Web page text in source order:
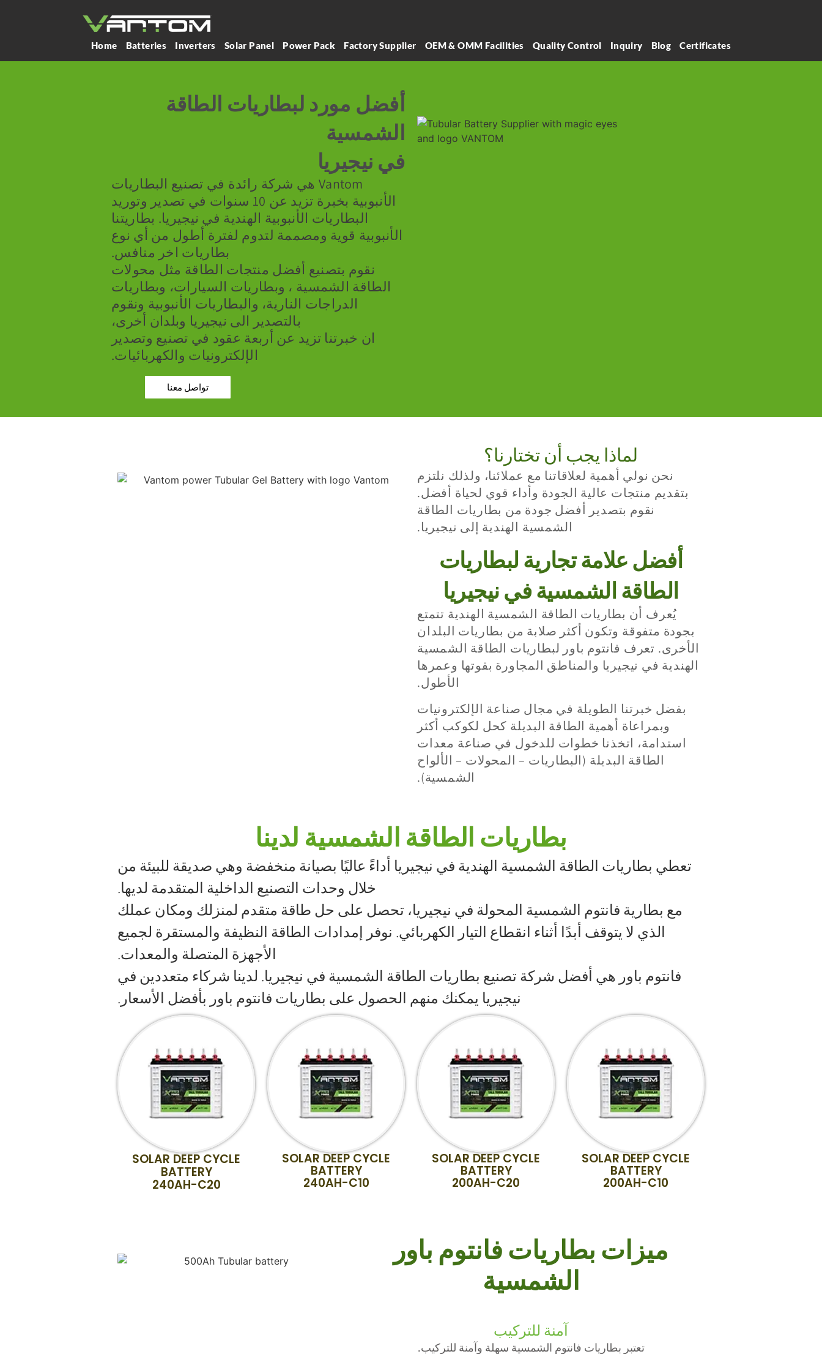
Home Batteries Inverters Solar Panel Power Pack Factory Supplier OEM & OMM Facilities Quality Control Inquiry Blog Certificates
أفضل مورد لبطاريات الطاقة
الشمسية
في نيجيريا
Vantom هي شركة رائدة في تصنيع البطاريات
الأنبوبية بخبرة تزيد عن 10 سنوات في تصدير وتوريد
البطاريات الأنبوبية الهندية في نيجيريا. بطاريتنا
الأنبوبية قوية ومصممة لتدوم لفترة أطول من أي نوع
بطاريات اخر منافس.
نقوم بتصنيع أفضل منتجات الطاقة مثل محولات
الطاقة الشمسية ، وبطاريات السيارات، وبطاريات
الدراجات النارية، والبطاريات الأنبوبية ونقوم
بالتصدير الى نيجيريا وبلدان أخرى،
ان خبرتنا تزيد عن أربعة عقود في تصنيع وتصدير
الإلكترونيات والكهربائيات.
تواصل معنا
لماذا يجب أن تختارنا؟
نحن نولي أهمية لعلاقاتنا مع عملائنا، ولذلك نلتزم
بتقديم منتجات عالية الجودة وأداء قوي لحياة أفضل.
نقوم بتصدير أفضل جودة من بطاريات الطاقة
الشمسية الهندية إلى نيجيريا.
أفضل علامة تجارية لبطاريات
الطاقة الشمسية في نيجيريا
يُعرف أن بطاريات الطاقة الشمسية الهندية تتمتع
بجودة متفوقة وتكون أكثر صلابة من بطاريات البلدان
الأخرى. تعرف فانتوم باور لبطاريات الطاقة الشمسية
الهندية في نيجيريا والمناطق المجاورة بقوتها وعمرها
الأطول.
بفضل خبرتنا الطويلة في مجال صناعة الإلكترونيات
وبمراعاة أهمية الطاقة البديلة كحل لكوكب أكثر
استدامة، اتخذنا خطوات للدخول في صناعة معدات
الطاقة البديلة (البطاريات – المحولات – الألواح
الشمسية).
بطاريات الطاقة الشمسية لدينا
تعطي بطاريات الطاقة الشمسية الهندية في نيجيريا أداءً عاليًا بصيانة منخفضة وهي صديقة للبيئة من
خلال وحدات التصنيع الداخلية المتقدمة لديها.
مع بطارية فانتوم الشمسية المحولة في نيجيريا، تحصل على حل طاقة متقدم لمنزلك ومكان عملك
الذي لا يتوقف أبدًا أثناء انقطاع التيار الكهربائي. نوفر إمدادات الطاقة النظيفة والمستقرة لجميع
الأجهزة المتصلة والمعدات.
فانتوم باور هي أفضل شركة تصنيع بطاريات الطاقة الشمسية في نيجيريا. لدينا شركاء متعددين في
نيجيريا يمكنك منهم الحصول على بطاريات فانتوم باور بأفضل الأسعار.
SOLAR DEEP CYCLE
BATTERY
240AH-C20
SOLAR DEEP CYCLE
BATTERY
240AH-C10
SOLAR DEEP CYCLE
BATTERY
200AH-C20
SOLAR DEEP CYCLE
BATTERY
200AH-C10
ميزات بطاريات فانتوم باور
الشمسية
آمنة للتركيب
تعتبر بطاريات فانتوم الشمسية سهلة وآمنة للتركيب.